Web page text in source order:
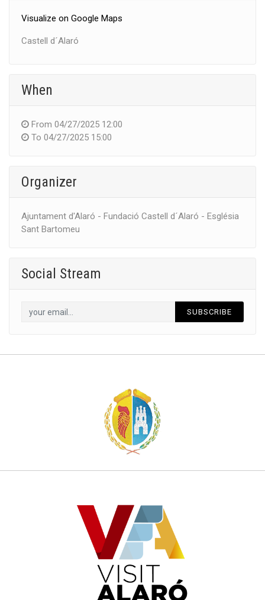
Visualize on Google Maps
Castell d´Alaró
When
From 04/27/2025 12:00
To 04/27/2025 15:00
Organizer
Ajuntament d'Alaró - Fundació Castell d´Alaró - Església
Sant Bartomeu
Social Stream
SUBSCRIBE